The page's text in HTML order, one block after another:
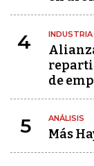
4 INDUSTRIA
de
5 ANÁLISIS
Más